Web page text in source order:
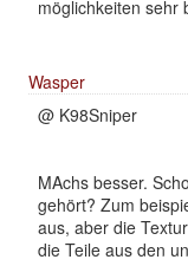
möglichkeiten sehr
Wasper
@ K98Sniper
MAchs besser.
gehört? Zum
aus, aber die
die Teile aus den